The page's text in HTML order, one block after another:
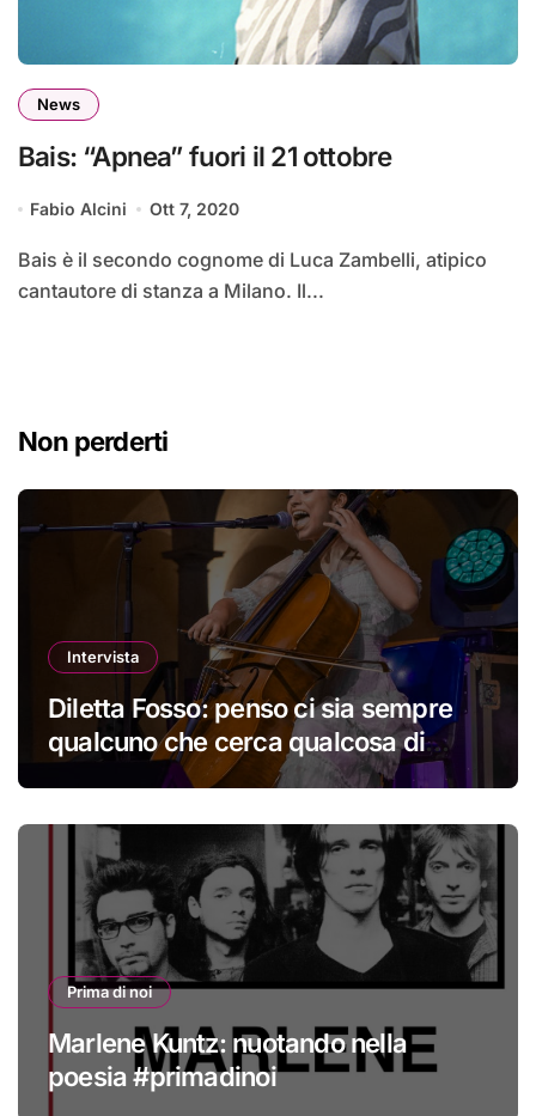
News
Bais: “Apnea” fuori il 21 ottobre
Fabio Alcini Ott 7, 2020
Bais è il secondo cognome di Luca Zambelli, atipico
cantautore di stanza a Milano. Il...
Non perderti
Intervista
Diletta Fosso: penso ci sia sempre
qualcuno che cerca qualcosa di
Prima di noi
Marlene Kuntz: nuotando nella
poesia #primadinoi